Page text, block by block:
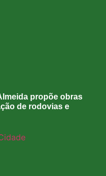
propõe obras
de rodovias e